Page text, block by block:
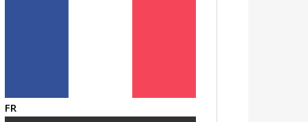
FR